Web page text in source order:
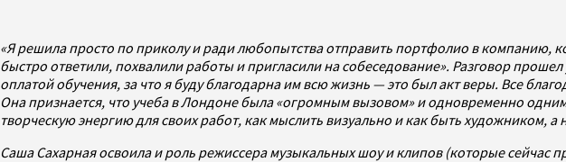
«Я решила просто по приколу и ради любопытства отправить портфолио в компанию,
быстро ответили, похвалили работы и пригласили на собеседование». Разговор
оплатой обучения, за что я буду благодарна им всю жизнь — это был акт веры. Все
Она признается, что учеба в Лондоне была «огромным вызовом» и одновременно
творческую энергию для своих работ, как мыслить визуально и как быть художником,
Саша Сахарная освоила и роль режиссера музыкальных шоу и клипов (которые сейчас